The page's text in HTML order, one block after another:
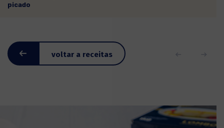
picado
voltar a receitas